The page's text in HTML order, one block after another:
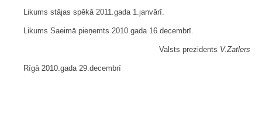
Likums stājas spēkā 2011.gada 1.janvārī.
Likums Saeimā pieņemts 2010.gada 16.decembrī.
Valsts prezidents V.Zatlers
Rīgā 2010.gada 29.decembrī